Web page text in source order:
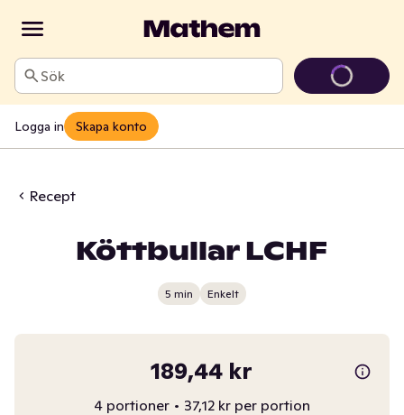
Sök
Logga in Skapa konto
Recept
Köttbullar LCHF
5 min Enkelt
189,44 kr
4 portioner • 37,12 kr per portion